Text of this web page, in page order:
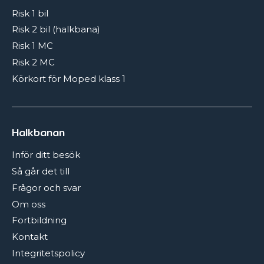
Andra viktiga faktorer är exempelvis:
Att ha frostskydd i spolarvätskan; god sikt är
av yttersta vikt vid körning i halt väglag
Att kontrolla så att frostskyddet i kylaren är
OK
isskrapa och bogserlina
Risk 1 bil
Risk 2 bil (halkbana)
Risk 1 MC
Risk 2 MC
Körkort för Moped klass 1
Halkbanan
Inför ditt besök
Så går det till
Frågor och svar
Om oss
Fortbildning
Kontakt
Integritetspolicy